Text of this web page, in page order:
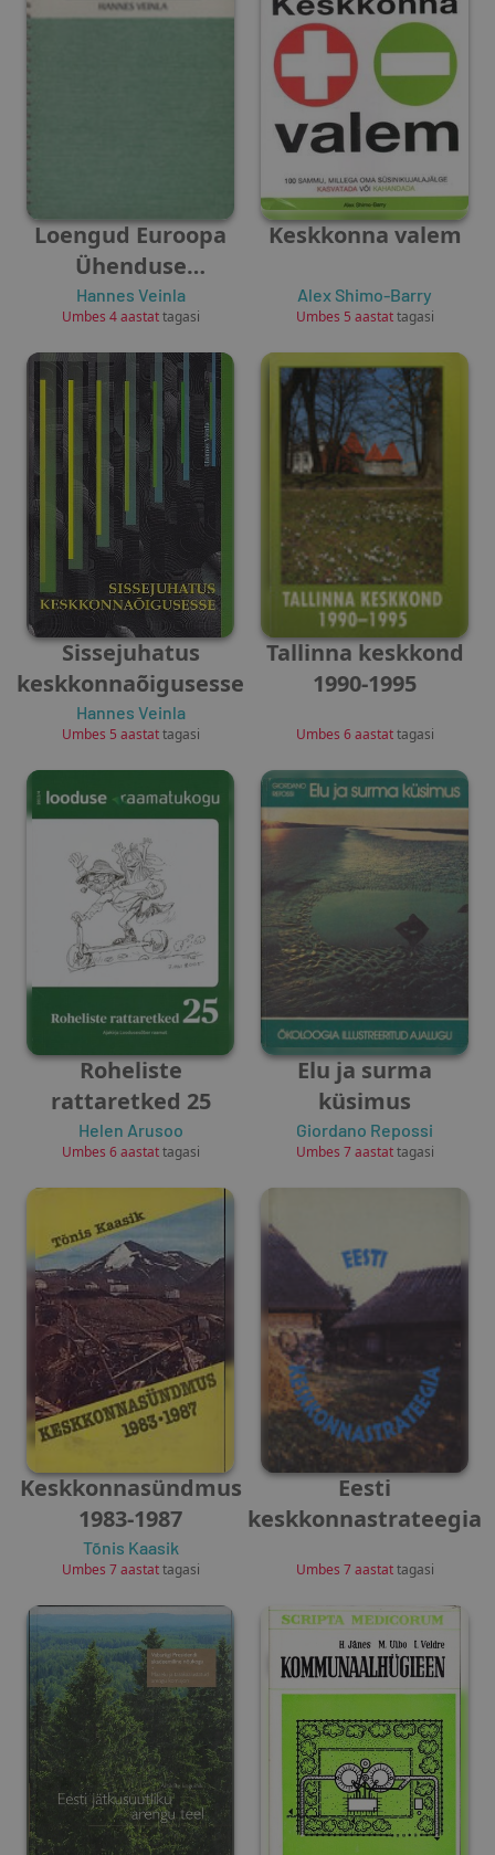
Loengud Euroopa
Ühenduse
keskkonnaõigusest
Hannes Veinla
Umbes 4 aastattagasi
Keskkonna valem
Alex Shimo-Barry
Umbes 5 aastattagasi
Sissejuhatus
keskkonnaõigusesse
Hannes Veinla
Umbes 5 aastattagasi
Tallinna keskkond
1990-1995
Umbes 6 aastattagasi
Roheliste
rattaretked 25
Helen Arusoo
Umbes 6 aastattagasi
Elu ja surma
küsimus
Giordano Repossi
Umbes 7 aastattagasi
Keskkonnasündmus
1983-1987
Tõnis Kaasik
Umbes 7 aastattagasi
Eesti
keskkonnastrateegia
Umbes 7 aastattagasi